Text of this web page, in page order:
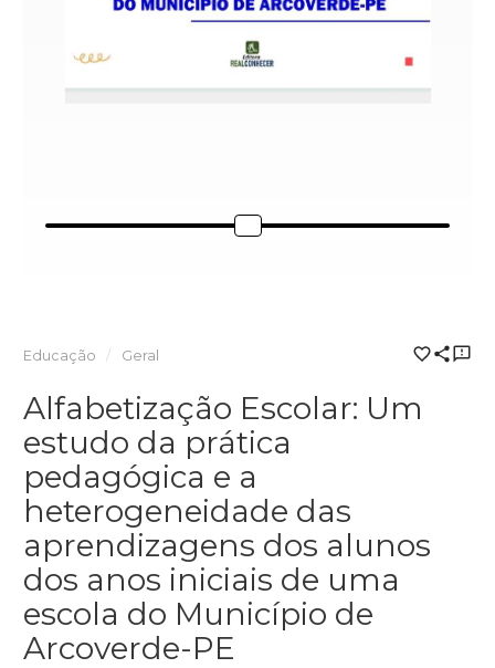
Educação Geral
Alfabetização Escolar: Um
estudo da prática
pedagógica e a
heterogeneidade das
aprendizagens dos alunos
dos anos iniciais de uma
escola do Município de
Arcoverde-PE